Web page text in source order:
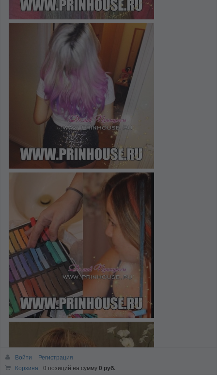
Войти
Регистрация
Корзина
0 позиций на сумму0 руб.